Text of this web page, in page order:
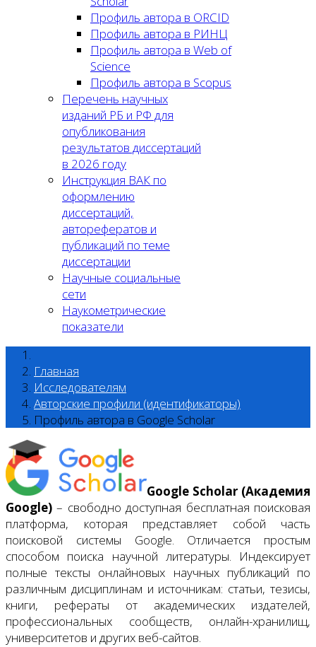
Профиль автора в ORCID
Профиль автора в РИНЦ
Профиль автора в Web of
Science
Профиль автора в Scopus
Перечень научных
изданий РБ и РФ для
опубликования
результатов диссертаций
в 2026 году
Инструкция ВАК по
оформлению
диссертаций,
авторефератов и
публикаций по теме
диссертации
Научные социальные
сети
Наукометрические
показатели
Главная
Исследователям
Авторские профили (идентификаторы)
Профиль автора в Google Scholar
Google Scholar (Академия
Google) – свободно доступная бесплатная поисковая
платформа, которая представляет собой часть
поисковой системы Google. Отличается простым
способом поиска научной литературы. Индексирует
полные тексты онлайновых научных публикаций по
различным дисциплинам и источникам: статьи, тезисы,
книги, рефераты от академических издателей,
профессиональных сообществ, онлайн-хранилищ,
университетов и других веб-сайтов.